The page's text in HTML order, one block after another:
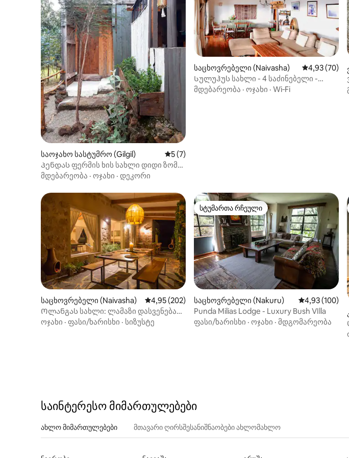
საოჯახო სასტუმრო (Gilgil) საშუალო შეფასებაა 5‑დან 5, 7 მიმოხილვა
5 (7)
Პენდას ფერმის ხის სახლი დიდი ზომის
საწოლით
მდებარეობა · ოჯახი · დეკორი
საცხოვრებელი (Naivasha) საშუალო
4,93 (70)
Სულუჰუს სახლი - 4 საძინებელი -
ნაივაშა - განსაკუთრებული!
მდებარეობა · ოჯახი · Wi‑Fi
საცხოვრებელი (Naivasha) საშუალო შეფასებაა 5‑დან 4,95, 202 მიმოხილვა
4,95 (202)
Ოლანგას სახლი: ლამაზი დასვენება
ველურ ბუნებაში
ოჯახი · ფასი/ხარისხი · სიზუსტე
სტუმართა რჩეული
სტუმართა რჩეული
საცხოვრებელი (Nakuru) საშუალო
4,93 (100)
Punda Milias Lodge - Luxury Bush VIlla
ფასი/ხარისხი · ოჯახი · მდგომარეობა
საინტერესო მიმართულებები
ახლო მიმართულებები მთავარი ღირსშესანიშნაობები ახლომახლო